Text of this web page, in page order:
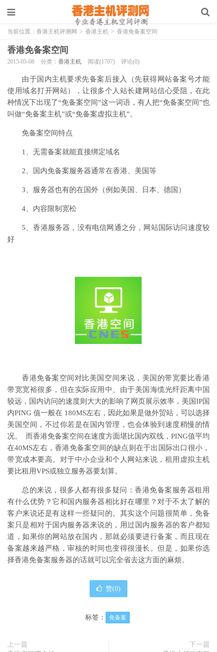
当前位置： 香港主机评测网 > 香港主机 > 香港免备案空间
香港免备案空间
2015-05-08 分类： 香港主机 阅读(1707) 评论(0)
由于国内主机要求先备案后接入（先获得网站备案号才能
使用域名打开网站），让很多个人站长建网站信心受阻，在此
种情况下出现了“免备案空间”这一词语，有人把“免备案空间”也
叫做“免备案主机”或“免备案虚拟主机”。
免备案空间特点
1、无需备案就能直接绑定域名
2、国内免备案服务器通常在香港、美国等
3、服务器也有的在国外（例如美国、日本、德国）
4、内容限制宽松
5、香港服务器，没有电信网通之分，网站国际访问速度较
好
香港免备案空间对比美国空间来说，美国的带宽要比香港
带宽宽裕很多，但在实际应用中、由于美国海缆光纤距离中国
较远，国内访问的速度则大大的影响了网页展示效率，美国IP国
内PING 值一般在 180MS左右，因此如果是做外贸站，可以选择
美国空间，不过你若是在国内管理，也会体验到速度稍慢的情
况。 而香港免备案空间在速度方面堪比国内双线，PING值平均
在40MS左右，香港免备案空间的缺点则在于出国际出口很小，
带宽成本要高。对于中小企业和个人网站来说，租用虚拟主机
要比租用VPS或独立服务器要划算。
总的来说，很多人都有很多疑问：香港免备案服务器租用
有什么优势？它和国内服务器相比好在哪里？对于不太了解的
客户来说还是有这样一些疑问的。其实这个问题很简单，免备
案只是相对于国内服务器来说的，用过国内服务器的客户都知
道，如果你的网站放在国内，那就必须要进行备案，而且现在
备案越来越严格，审核的时间也变得很漫长。但是，如果你选
择香港免备案服务器的话就可以完全省去这方面的麻烦。
赞(0)
标签： 免备案
上一篇
下一篇